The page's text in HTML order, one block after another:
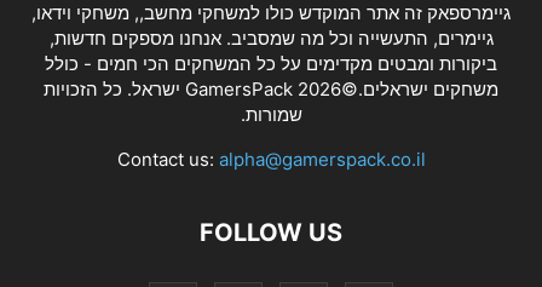
גיימרספאק זה אתר המוקדש כולו למשחקי מחשב,, משחקי וידאו,
גיימרים, התעשייה וכל מה שמסביב. אנחנו מספקים חדשות,
ביקורות ומבטים מקדימים על כל המשחקים הכי חמים - כולל
משחקים ישראלים.©2026 GamersPack ישראל. כל הזכויות
שמורות.
Contact us: alpha@gamerspack.co.il
FOLLOW US